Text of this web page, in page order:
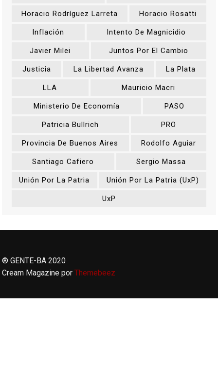
Horacio Rodríguez Larreta Horacio Rosatti
Inflación Intento De Magnicidio
Javier Milei Juntos Por El Cambio
Justicia La Libertad Avanza La Plata
LLA Mauricio Macri
Ministerio De Economía PASO
Patricia Bullrich PRO
Provincia De Buenos Aires Rodolfo Aguiar
Santiago Cafiero Sergio Massa
Unión Por La Patria Unión Por La Patria (UxP)
UxP
® GENTE-BA 2020
Cream Magazine porThemebeez